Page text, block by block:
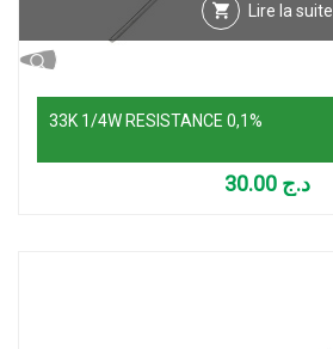
Lire la suite
33K 1/4W RESISTANCE 0,1%
د.ج